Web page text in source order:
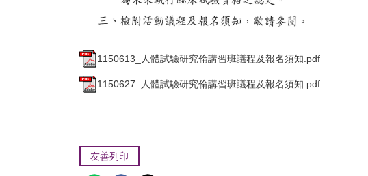
1150613_人體試驗研究倫講習班議程及報名須知.pdf
1150627_人體試驗研究倫講習班議程及報名須知.pdf
友善列印